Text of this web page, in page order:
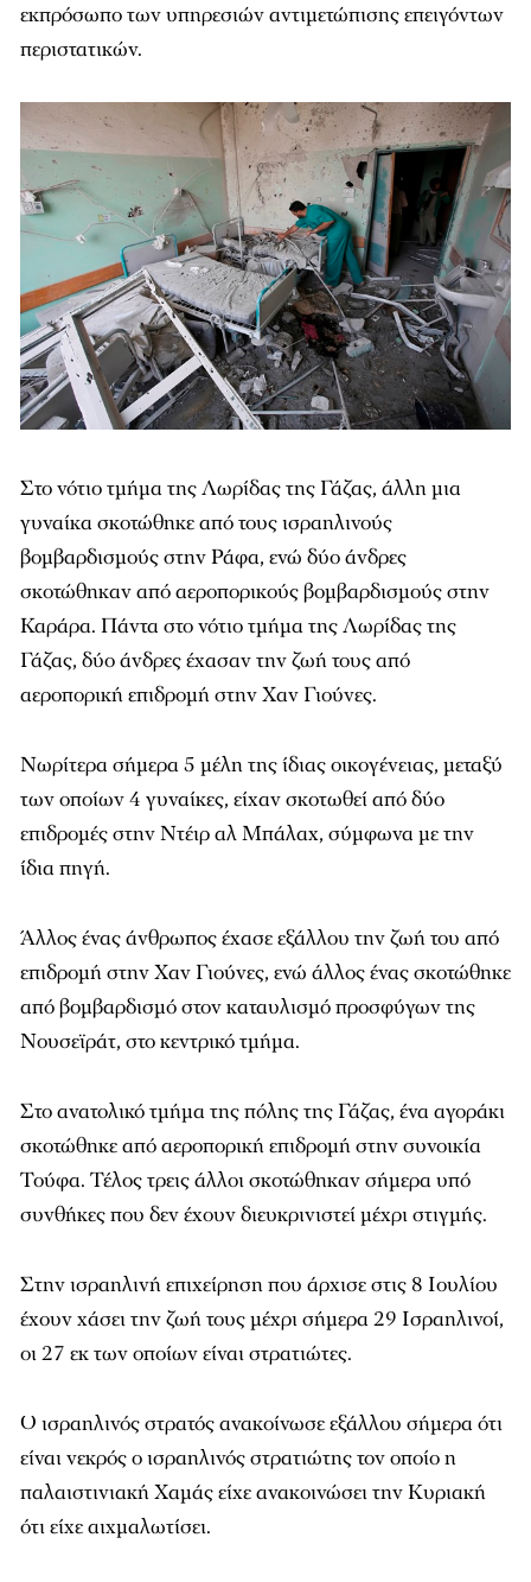
εκπρόσωπο των υπηρεσιών αντιμετώπισης επειγόντων
περιστατικών.
Στο νότιο τμήμα της Λωρίδας της Γάζας, άλλη μια
γυναίκα σκοτώθηκε από τους ισραηλινούς
βομβαρδισμούς στην Ράφα, ενώ δύο άνδρες
σκοτώθηκαν από αεροπορικούς βομβαρδισμούς στην
Καράρα. Πάντα στο νότιο τμήμα της Λωρίδας της
Γάζας, δύο άνδρες έχασαν την ζωή τους από
αεροπορική επιδρομή στην Χαν Γιούνες.
Νωρίτερα σήμερα 5 μέλη της ίδιας οικογένειας, μεταξύ
των οποίων 4 γυναίκες, είχαν σκοτωθεί από δύο
επιδρομές στην Ντέιρ αλ Μπάλαχ, σύμφωνα με την
ίδια πηγή.
Άλλος ένας άνθρωπος έχασε εξάλλου την ζωή του από
επιδρομή στην Χαν Γιούνες, ενώ άλλος ένας σκοτώθηκε
από βομβαρδισμό στον καταυλισμό προσφύγων της
Νουσεϊράτ, στο κεντρικό τμήμα.
Στο ανατολικό τμήμα της πόλης της Γάζας, ένα αγοράκι
σκοτώθηκε από αεροπορική επιδρομή στην συνοικία
Τούφα. Τέλος τρεις άλλοι σκοτώθηκαν σήμερα υπό
συνθήκες που δεν έχουν διευκρινιστεί μέχρι στιγμής.
Στην ισραηλινή επιχείρηση που άρχισε στις 8 Ιουλίου
έχουν χάσει την ζωή τους μέχρι σήμερα 29 Ισραηλινοί,
οι 27 εκ των οποίων είναι στρατιώτες.
Ο ισραηλινός στρατός ανακοίνωσε εξάλλου σήμερα ότι
είναι νεκρός ο ισραηλινός στρατιώτης τον οποίο η
παλαιστινιακή Χαμάς είχε ανακοινώσει την Κυριακή
ότι είχε αιχμαλωτίσει.